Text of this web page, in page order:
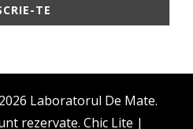
Laboratorul De Mate.
rezervate. Chic Lite |